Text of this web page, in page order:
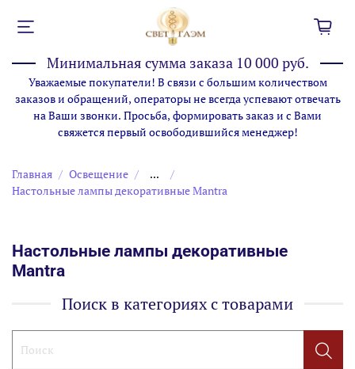
Минимальная сумма заказа 10 000 руб.
Уважаемые покупатели! В связи с большим количеством
заказов и обращений, операторы не всегда успевают отвечать
на Ваши звонки. Просьба, формировать заказ и с Вами
свяжется первый освободившийся менеджер!
Главная Освещение
...
Настольные лампы декоративные Mantra
Настольные лампы декоративные
Mantra
Поиск в категориях с товарами